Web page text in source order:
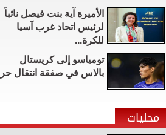
الأميرة آية بنت فيصل نائباً
لرئيس اتحاد غرب آسيا
للكرة...
تومياسو إلى كريستال
بالاس في صفقة انتقال حر
محليات